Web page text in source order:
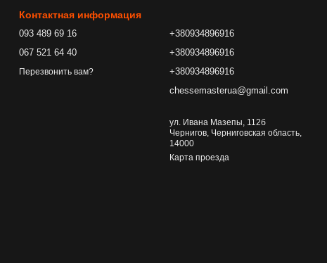
Контактная информация
093 489 69 16
067 521 64 40
Перезвонить вам?
+380934896916
+380934896916
+380934896916
chessemasterua@gmail.com
ул. Ивана Мазепы, 112б
Чернигов, Черниговская область,
14000
Карта проезда